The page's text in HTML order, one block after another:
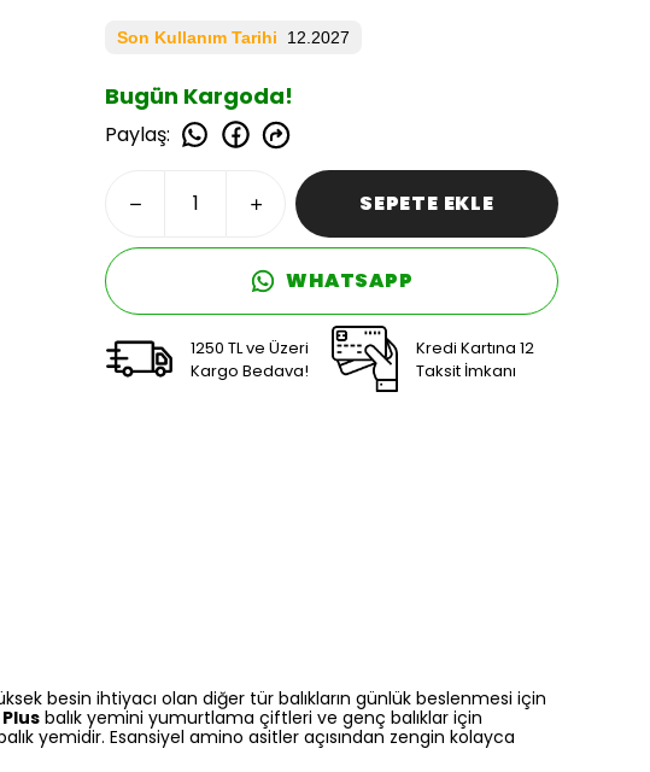
Son Kullanım Tarihi 12.2027
Bugün Kargoda!
Paylaş:
SEPETE EKLE
WHATSAPP
1250 TL ve Üzeri
Kargo Bedava!
Kredi Kartına 12
Taksit İmkanı
besin ihtiyacı olan diğer tür balıkların günlük beslenmesi için
balık yemini yumurtlama çiftleri ve genç balıklar için
yemidir. Esansiyel amino asitler açısından zengin kolayca